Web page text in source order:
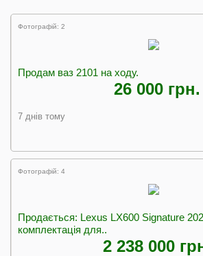
Фотографій: 2
Продам ваз 2101 на ходу.
26 000 грн.
7 днів тому
Фотографій: 4
Продається: Lexus LX600 Signature
комплектація для..
2 238 000